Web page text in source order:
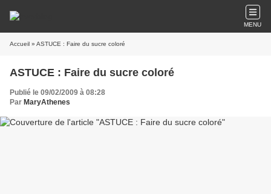
MENU
Accueil » ASTUCE : Faire du sucre coloré
ASTUCE : Faire du sucre coloré
Publié le 09/02/2009 à 08:28
Par MaryAthenes